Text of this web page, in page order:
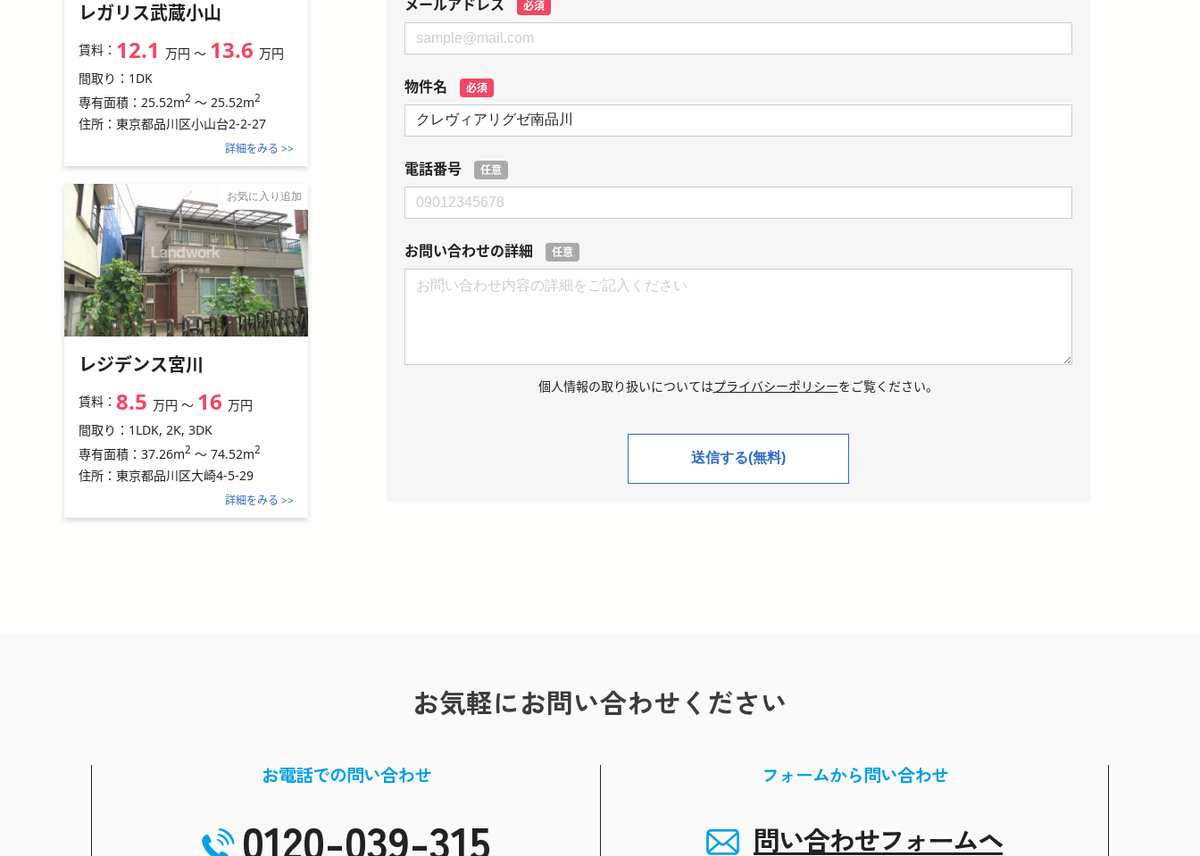
メールアドレス 必須
物件名 必須
電話番号 任意
お問い合わせの詳細 任意
個人情報の取り扱いについてはプライバシーポリシーをご覧ください。
レガリス武蔵小山
賃料： 12.1 万円 〜 13.6 万円
間取り： 1DK
専有面積： 25.52m2 ～ 25.52m2
住所： 東京都品川区小山台2-2-27
詳細をみる >>
お気に入り追加
レジデンス宮川
賃料： 8.5 万円 〜 16 万円
間取り： 1LDK, 2K, 3DK
専有面積： 37.26m2 ～ 74.52m2
住所： 東京都品川区大崎4-5-29
詳細をみる >>
お気軽にお問い合わせください
お電話での問い合わせ
0120-039-315
フォームから問い合わせ
問い合わせフォームヘ